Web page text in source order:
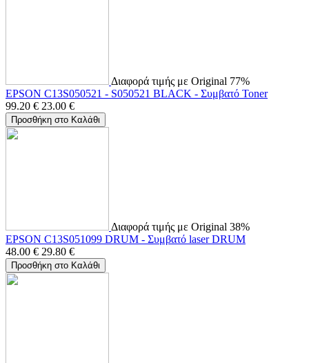
Διαφορά τιμής με Original 77%
EPSON C13S050521 - S050521 BLACK - Συμβατό Toner
99.20 € 23.00 €
Προσθήκη στο Καλάθι
Διαφορά τιμής με Original 38%
EPSON C13S051099 DRUM - Συμβατό laser DRUM
48.00 € 29.80 €
Προσθήκη στο Καλάθι